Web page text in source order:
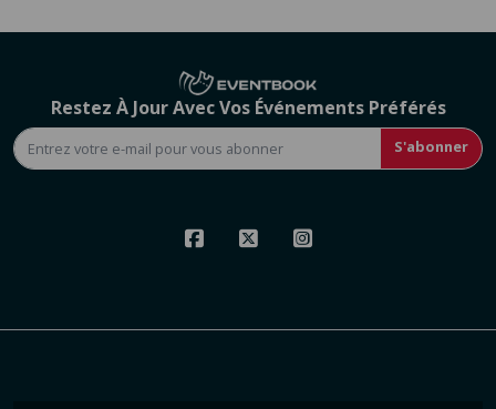
Restez À Jour Avec Vos Événements Préférés
S'abonner